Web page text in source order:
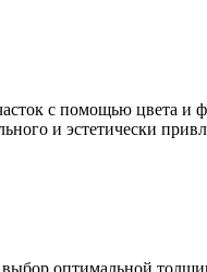
с помощью цвета и
и эстетически
выбор оптимальной